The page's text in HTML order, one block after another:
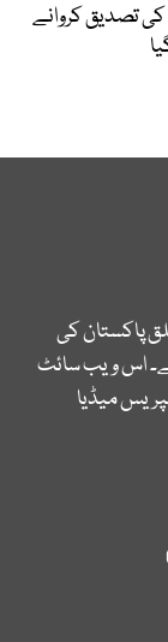
تصدیق کروانے
پاکستان کی
اس ویب سائٹ
میڈیا